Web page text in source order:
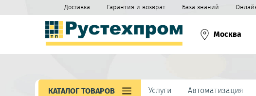
Доставка Гарантия и возврат База знаний
Москва
КАТАЛОГ ТОВАРОВ Услуги Автоматизация